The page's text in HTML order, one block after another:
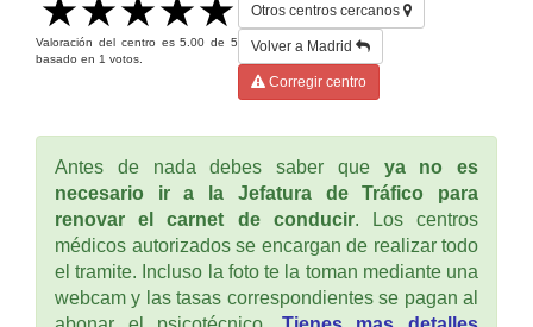
Valoración del centro es5.00 de5
basado en 1 votos.
Otros centros cercanos
Volver a Madrid
Corregir centro
Antes de nada debes saber que ya no es
necesario ir a la Jefatura de Tráfico para
renovar el carnet de conducir. Los centros
médicos autorizados se encargan de realizar todo
el tramite. Incluso la foto te la toman mediante una
webcam y las tasas correspondientes se pagan al